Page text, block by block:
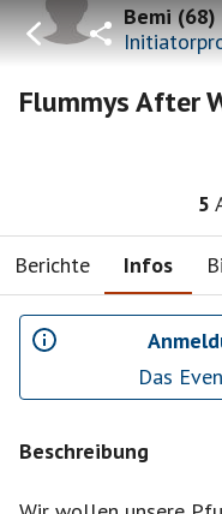
Bemi(68)
Flummys After
5
Berichte Infos
Das
Beschreibung